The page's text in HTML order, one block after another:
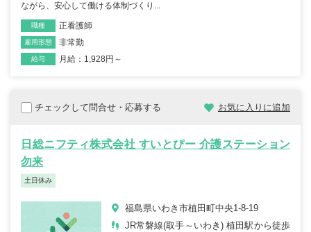
ながら、安心して働ける体制づくり...
職種 正看護師
雇用形態 非常勤
給与 月給：1,928円～
チェックして問合せ・応募する お気に入りに追加
日総ニフティ株式会社 すいとぴー 介護ステーション
勿来
土日休み
福島県いわき市植田町中央1-8-19
JR常磐線(取手～いわき) 植田駅から徒歩